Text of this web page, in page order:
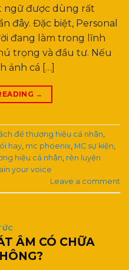
ngữ được dùng rất
đây. Đặc biệt, Personal
đang làm trong lĩnh
trọng và đầu tư. Nếu
ảnh cá […]
→
để thương hiệu cá nhân
hay mc phoenix MC sự kiện
hiệu cá nhân rèn luyện
your voice
Leave a comment
ÂM CÓ CHỮA